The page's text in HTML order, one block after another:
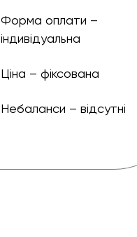
Форма оплати –
індивідуальна
Ціна – фіксована
Небаланси – відсутні